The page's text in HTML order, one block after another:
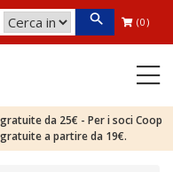
(0)
da 25€ - Per i soci Coop
a partire da 19€.